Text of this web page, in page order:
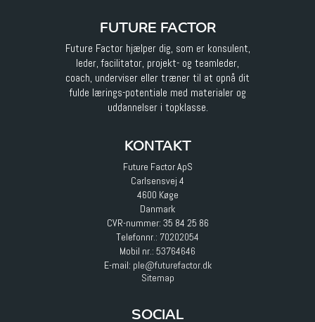
FUTURE FACTOR
Future Factor hjælper dig, som er konsulent,
leder, facilitator, projekt- og teamleder,
coach, underviser eller træner til at opnå dit
fulde lærings-potentiale med materialer og
uddannelser i topklasse.
KONTAKT
Future Factor ApS
Carlsensvej 4
4600 Køge
Danmark
CVR-nummer: 35 84 25 86
Telefonnr.: 70202054
Mobil nr.: 53764646
E-mail: ple@futurefactor.dk
Sitemap
SOCIAL